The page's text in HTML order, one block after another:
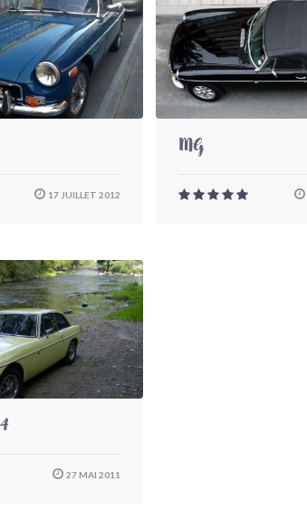
17 JUILLET 2012
MG
27 MAI 2011